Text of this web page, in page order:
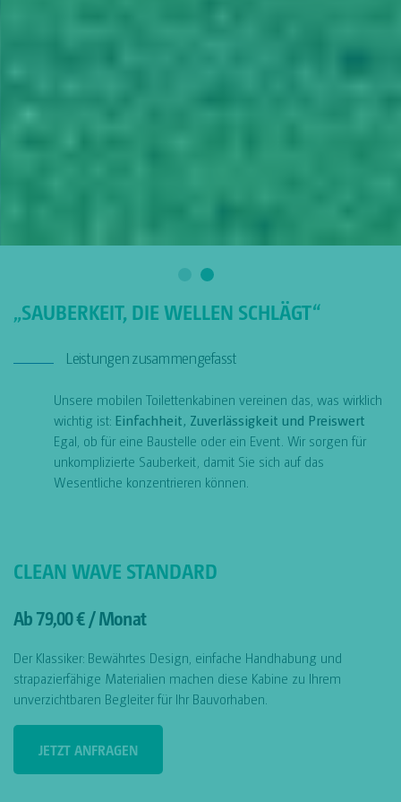
„SAUBERKEIT, DIE WELLEN SCHLÄGT“
Leistungen zusammengefasst
Unsere mobilen Toilettenkabinen vereinen das, was wirklich
wichtig ist: Einfachheit, Zuverlässigkeit und Preiswert
Egal, ob für eine Baustelle oder ein Event. Wir sorgen für
unkomplizierte Sauberkeit, damit Sie sich auf das
Wesentliche konzentrieren können.
CLEAN WAVE STANDARD
Ab 79,00 € / Monat
Der Klassiker: Bewährtes Design, einfache Handhabung und
strapazierfähige Materialien machen diese Kabine zu Ihrem
unverzichtbaren Begleiter für Ihr Bauvorhaben.
JETZT ANFRAGEN